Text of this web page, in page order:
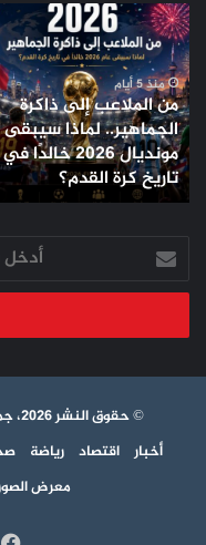
من
الملاعب
إلى
ذاكرة
الجماهير..
لماذا
سيبقى
مونديال
2026
في
تاريخ
كرة
منذ 5 أيام
من الملاعب إلى ذاكرة
الجماهير.. لماذا سيبقى
مونديال 2026 خالدًا في
تاريخ كرة القدم؟
أدخل
بريدك
الإلكتروني
© حقوق النشر 2026، جميع الحقوق محفوظة |
أخبار اقتصاد رياضة
معرض